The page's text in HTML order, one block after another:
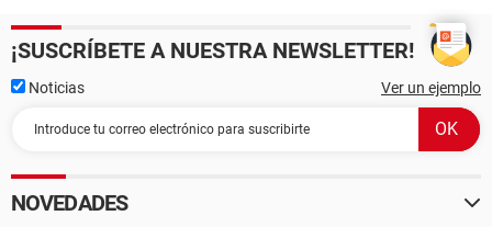
¡SUSCRÍBETE A NUESTRA NEWSLETTER!
Noticias Ver un ejemplo
NOVEDADES